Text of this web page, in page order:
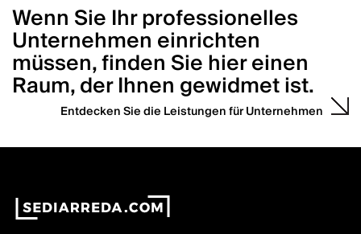
Wenn Sie Ihr professionelles
Unternehmen einrichten
müssen, finden Sie hier einen
Raum, der Ihnen gewidmet ist.
Entdecken Sie die Leistungen für Unternehmen